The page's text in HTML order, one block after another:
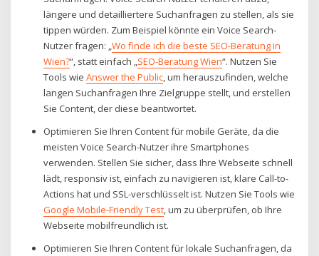
längere und detailliertere Suchanfragen zu stellen, als sie
tippen würden. Zum Beispiel könnte ein Voice Search-
Nutzer fragen: „Wo finde ich die beste SEO-Beratung in
Wien?“, statt einfach „SEO-Beratung Wien“. Nutzen Sie
Tools wie Answer the Public, um herauszufinden, welche
langen Suchanfragen Ihre Zielgruppe stellt, und erstellen
Sie Content, der diese beantwortet.
Optimieren Sie Ihren Content für mobile Geräte, da die
meisten Voice Search-Nutzer ihre Smartphones
verwenden. Stellen Sie sicher, dass Ihre Webseite schnell
lädt, responsiv ist, einfach zu navigieren ist, klare Call-to-
Actions hat und SSL-verschlüsselt ist. Nutzen Sie Tools wie
Google Mobile-Friendly Test, um zu überprüfen, ob Ihre
Webseite mobilfreundlich ist.
Optimieren Sie Ihren Content für lokale Suchanfragen, da